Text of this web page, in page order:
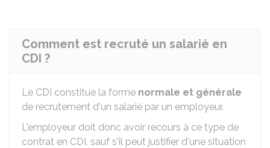
Comment est recruté un salarié en
CDI ?
Le CDI constitue la forme normale et générale
de recrutement d'un salarié par un employeur.
L'employeur doit donc avoir recours à ce type de
contrat en CDI, sauf s'il peut justifier d'une situation